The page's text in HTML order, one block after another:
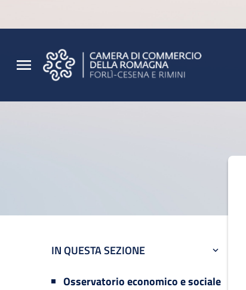
IN QUESTA SEZIONE
Osservatorio economico e sociale